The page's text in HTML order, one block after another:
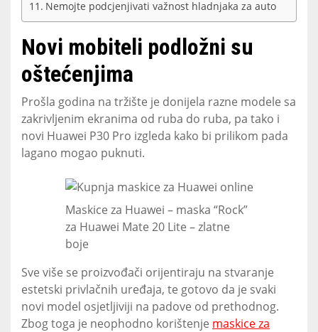
Nemojte podcjenjivati važnost hladnjaka za auto
Novi mobiteli podložni su
oštećenjima
Prošla godina na tržište je donijela razne modele sa
zakrivljenim ekranima od ruba do ruba, pa tako i
novi Huawei P30 Pro izgleda kako bi prilikom pada
lagano mogao puknuti.
Maskice za Huawei – maska “Rock”
za Huawei Mate 20 Lite – zlatne
boje
Sve više se proizvođači orijentiraju na stvaranje
estetski privlačnih uređaja, te gotovo da je svaki
novi model osjetljiviji na padove od prethodnog.
Zbog toga je neophodno korištenje maskice za